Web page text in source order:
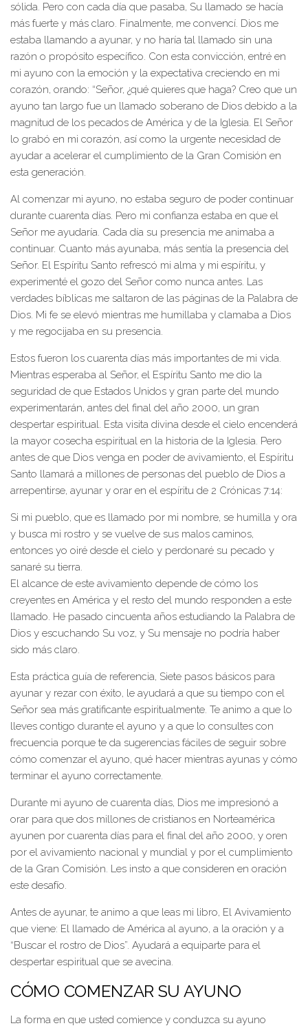
sólida. Pero con cada día que pasaba, Su llamado se hacía
más fuerte y más claro. Finalmente, me convencí. Dios me
estaba llamando a ayunar, y no haría tal llamado sin una
razón o propósito específico. Con esta convicción, entré en
mi ayuno con la emoción y la expectativa creciendo en mi
corazón, orando: “Señor, ¿qué quieres que haga? Creo que un
ayuno tan largo fue un llamado soberano de Dios debido a la
magnitud de los pecados de América y de la Iglesia. El Señor
lo grabó en mi corazón, así como la urgente necesidad de
ayudar a acelerar el cumplimiento de la Gran Comisión en
esta generación.
Al comenzar mi ayuno, no estaba seguro de poder continuar
durante cuarenta días. Pero mi confianza estaba en que el
Señor me ayudaría. Cada día su presencia me animaba a
continuar. Cuanto más ayunaba, más sentía la presencia del
Señor. El Espíritu Santo refrescó mi alma y mi espíritu, y
experimenté el gozo del Señor como nunca antes. Las
verdades bíblicas me saltaron de las páginas de la Palabra de
Dios. Mi fe se elevó mientras me humillaba y clamaba a Dios
y me regocijaba en su presencia.
Estos fueron los cuarenta días más importantes de mi vida.
Mientras esperaba al Señor, el Espíritu Santo me dio la
seguridad de que Estados Unidos y gran parte del mundo
experimentarán, antes del final del año 2000, un gran
despertar espiritual. Esta visita divina desde el cielo encenderá
la mayor cosecha espiritual en la historia de la Iglesia. Pero
antes de que Dios venga en poder de avivamiento, el Espíritu
Santo llamará a millones de personas del pueblo de Dios a
arrepentirse, ayunar y orar en el espíritu de 2 Crónicas 7:14:
Si mi pueblo, que es llamado por mi nombre, se humilla y ora
y busca mi rostro y se vuelve de sus malos caminos,
entonces yo oiré desde el cielo y perdonaré su pecado y
sanaré su tierra.
El alcance de este avivamiento depende de cómo los
creyentes en América y el resto del mundo responden a este
llamado. He pasado cincuenta años estudiando la Palabra de
Dios y escuchando Su voz, y Su mensaje no podría haber
sido más claro.
Esta práctica guía de referencia, Siete pasos básicos para
ayunar y rezar con éxito, le ayudará a que su tiempo con el
Señor sea más gratificante espiritualmente. Te animo a que lo
lleves contigo durante el ayuno y a que lo consultes con
frecuencia porque te da sugerencias fáciles de seguir sobre
cómo comenzar el ayuno, qué hacer mientras ayunas y cómo
terminar el ayuno correctamente.
Durante mi ayuno de cuarenta días, Dios me impresionó a
orar para que dos millones de cristianos en Norteamérica
ayunen por cuarenta días para el final del año 2000, y oren
por el avivamiento nacional y mundial y por el cumplimiento
de la Gran Comisión. Les insto a que consideren en oración
este desafío.
Antes de ayunar, te animo a que leas mi libro, El Avivamiento
que viene: El llamado de América al ayuno, a la oración y a
“Buscar el rostro de Dios”. Ayudará a equiparte para el
despertar espiritual que se avecina.
CÓMO COMENZAR SU AYUNO
La forma en que usted comience y conduzca su ayuno